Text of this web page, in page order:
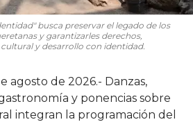
busca preservar el legado de los
y garantizarles derechos,
y desarrollo con identidad.
agosto de 2026.- Danzas,
y ponencias sobre
integran la programación del